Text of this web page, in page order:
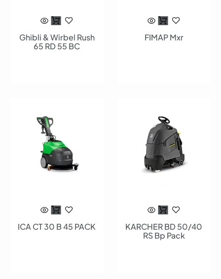
Ghibli & Wirbel Rush
65 RD 55 BC
FIMAP Mxr
ICA CT 30 B 45 PACK
KARCHER BD 50/40
RS Bp Pack